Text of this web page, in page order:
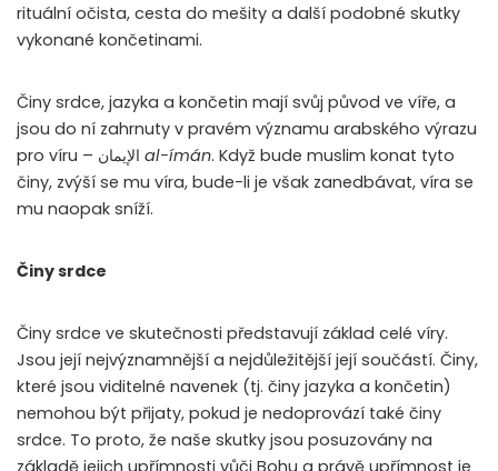
rituální očista, cesta do mešity a další podobné skutky
vykonané končetinami.
Činy srdce, jazyka a končetin mají svůj původ ve víře, a
jsou do ní zahrnuty v pravém významu arabského výrazu
al-ímán. Když bude muslim konat tyto
činy, zvýší se mu víra, bude-li je však zanedbávat, víra se
mu naopak sníží.
Činy srdce
Činy srdce ve skutečnosti představují základ celé víry.
Jsou její nejvýznamnější a nejdůležitější její součástí. Činy,
které jsou viditelné navenek (tj. činy jazyka a končetin)
nemohou být přijaty, pokud je nedoprovází také činy
srdce. To proto, že naše skutky jsou posuzovány na